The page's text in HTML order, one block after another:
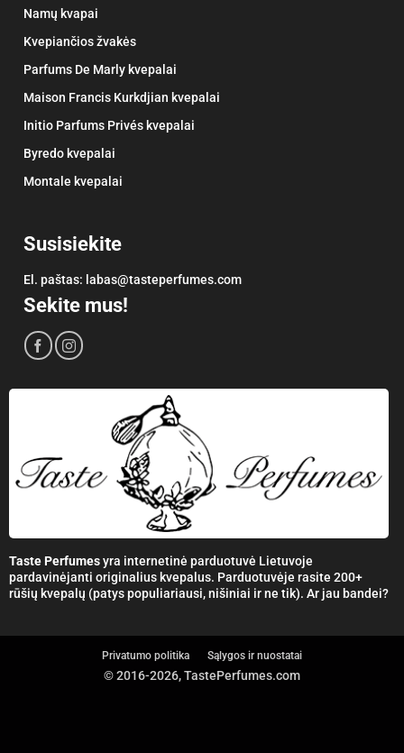
Namų kvapai
Kvepiančios žvakės
Parfums De Marly kvepalai
Maison Francis Kurkdjian kvepalai
Initio Parfums Privés kvepalai
Byredo kvepalai
Montale kvepalai
Susisiekite
El. paštas: labas@tasteperfumes.com
Sekite mus!
Taste Perfumesyra internetinė parduotuvė Lietuvoje
pardavinėjanti originalius kvepalus. Parduotuvėje rasite 200+
rūšių kvepalų (patys populiariausi, nišiniai ir ne tik). Ar jau bandei?
Privatumo politika Sąlygos ir nuostatai
© 2016-2026, TastePerfumes.com